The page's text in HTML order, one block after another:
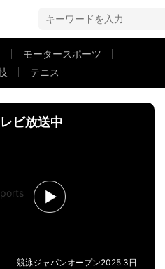
モータースポーツ
テニス
ち着き…」「マジで高２？」平島大悟
ビ放送中
競泳ジャパンオープン2025 3日